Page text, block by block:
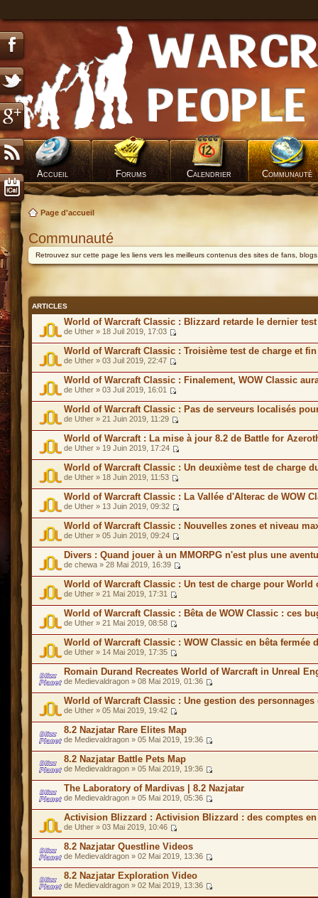
Accueil Forums Calendrier Communauté
Page d'accueil
Communauté
Retrouvez sur cette page les liens vers les meilleurs contenus des sites de fans,
ARTICLES
World of Warcraft Classic : Blizzard retarde le dernier
de Uther » 18 Juil 2019, 17:03
World of Warcraft Classic : Troisième test de charge et
de Uther » 03 Juil 2019, 22:47
World of Warcraft Classic : Finalement, WOW Classic
de Uther » 03 Juil 2019, 16:01
World of Warcraft Classic : Pas de serveurs localisés
de Uther » 21 Juin 2019, 11:29
World of Warcraft : La mise à jour 8.2 de Battle for
de Uther » 19 Juin 2019, 17:24
World of Warcraft Classic : Un deuxième test de charge
de Uther » 18 Juin 2019, 11:53
World of Warcraft Classic : La Vallée d'Alterac de WOW
de Uther » 13 Juin 2019, 09:32
World of Warcraft Classic : Nouvelles zones et niveau
de Uther » 05 Juin 2019, 09:24
Divers : Quand jouer à un MMORPG n'est plus une
de chewa » 28 Mai 2019, 16:39
World of Warcraft Classic : Un test de charge pour World
de Uther » 21 Mai 2019, 17:31
World of Warcraft Classic : Bêta de WOW Classic : ces
de Uther » 21 Mai 2019, 08:58
World of Warcraft Classic : WOW Classic en bêta
de Uther » 14 Mai 2019, 17:35
Romain Durand Recreates World of Warcraft in Unreal
de Medievaldragon » 08 Mai 2019, 01:36
World of Warcraft Classic : Une gestion des
de Uther » 05 Mai 2019, 19:42
8.2 Nazjatar Rare Elites Map
de Medievaldragon » 05 Mai 2019, 19:36
8.2 Nazjatar Battle Pets Map
de Medievaldragon » 05 Mai 2019, 19:36
The Laboratory of Mardivas | 8.2 Nazjatar
de Medievaldragon » 05 Mai 2019, 05:36
Activision Blizzard : Activision Blizzard : des comptes
de Uther » 03 Mai 2019, 10:46
8.2 Nazjatar Questline Videos
de Medievaldragon » 02 Mai 2019, 13:36
8.2 Nazjatar Exploration Video
de Medievaldragon » 02 Mai 2019, 13:36